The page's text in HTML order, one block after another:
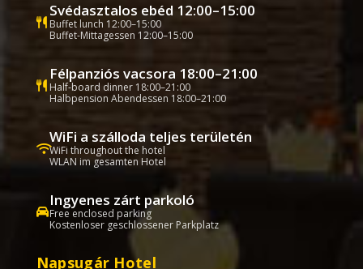
Svédasztalos ebéd 12:00–15:00
Buffet lunch 12:00–15:00
Buffet-Mittagessen 12:00–15:00
Félpanziós vacsora 18:00–21:00
Half-board dinner 18:00–21:00
Halbpension Abendessen 18:00–21:00
WiFi a szálloda teljes területén
WiFi throughout the hotel
WLAN im gesamten Hotel
Ingyenes zárt parkoló
Free enclosed parking
Kostenloser geschlossener Parkplatz
Napsugár Hotel